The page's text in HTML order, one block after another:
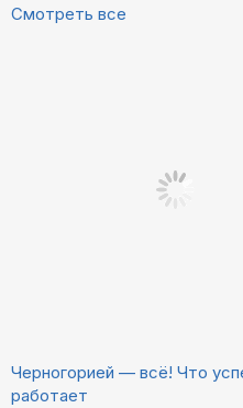
Смотреть все
Черногорией — всё! Что
работает